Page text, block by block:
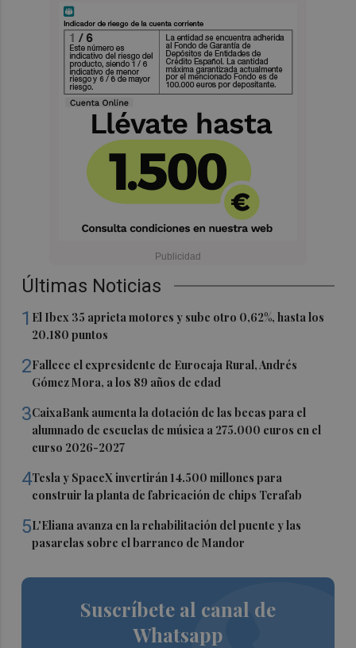
Últimas Noticias
1 El Ibex 35 aprieta motores y sube otro 0,62%, hasta los
20.180 puntos
2Fallece el expresidente de Eurocaja Rural, Andrés
Gómez Mora, a los 89 años de edad
3CaixaBank aumenta la dotación de las becas para el
alumnado de escuelas de música a 275.000 euros en el
curso 2026-2027
4Tesla y SpaceX invertirán 14.500 millones para
construir la planta de fabricación de chips Terafab
5L'Eliana avanza en la rehabilitación del puente y las
pasarelas sobre el barranco de Mandor
Suscríbete al canal de
Whatsapp